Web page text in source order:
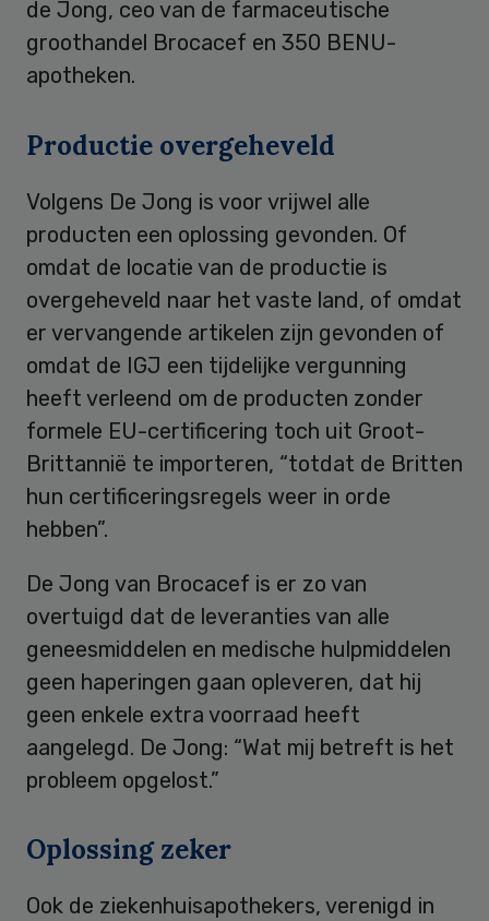
de Jong, ceo van de farmaceutische
groothandel Brocacef en 350 BENU-
apotheken.
Productie overgeheveld
Volgens De Jong is voor vrijwel alle
producten een oplossing gevonden. Of
omdat de locatie van de productie is
overgeheveld naar het vaste land, of omdat
er vervangende artikelen zijn gevonden of
omdat de IGJ een tijdelijke vergunning
heeft verleend om de producten zonder
formele EU-certificering toch uit Groot-
Brittannië te importeren, “totdat de Britten
hun certificeringsregels weer in orde
hebben”.
De Jong van Brocacef is er zo van
overtuigd dat de leveranties van alle
geneesmiddelen en medische hulpmiddelen
geen haperingen gaan opleveren, dat hij
geen enkele extra voorraad heeft
aangelegd. De Jong: “Wat mij betreft is het
probleem opgelost.”
Oplossing zeker
Ook de ziekenhuisapothekers, verenigd in